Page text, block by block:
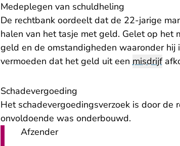
Medeplegen van schuldheling
De rechtbank oordeelt dat de 22-jarige
halen van het tasje met geld. Gelet op het
geld en de omstandigheden waaronder
vermoeden dat het geld uit een misdrijf
​Schadevergoeding
Het schadevergoedingsverzoek is door
onvoldoende was onderbouwd.
Afzender